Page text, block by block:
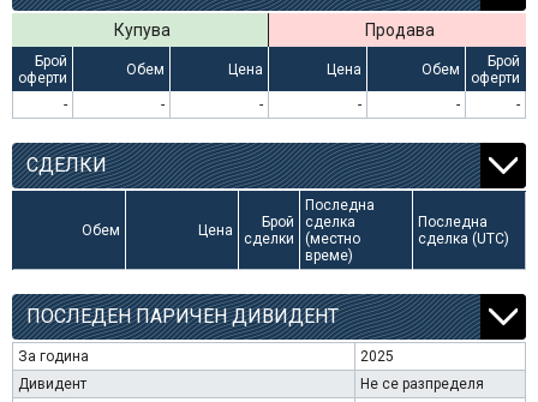
Купува Продава
Брой
оферти
Обем Цена Цена Обем
Брой
оферти
-
- - - - -
СДЕЛКИ
Обем Цена
Брой
сделки
Последна
сделка
(местно
време)
Последна
сделка (UTC)
ПОСЛЕДЕН ПАРИЧЕН ДИВИДЕНТ
За година
2025
Дивидент
Не се разпределя